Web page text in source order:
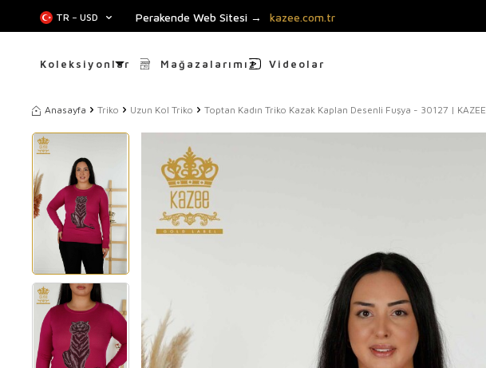
TR − USD Perakende Web Sitesi → kazee.com.tr
Koleksiyonlar Mağazalarımız Videolar
Anasayfa Triko Uzun Kol Triko Toptan Kadın Triko Kazak Kaplan Desenli Fuşya - 30127 | KAZEE